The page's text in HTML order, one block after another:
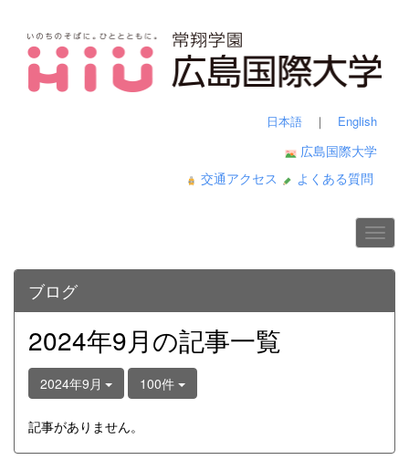
日本語 ｜ English
広島国際大学
交通アクセス
よくある質問
ブログ
2024年9月の記事一覧
2024年9月 100件
記事がありません。